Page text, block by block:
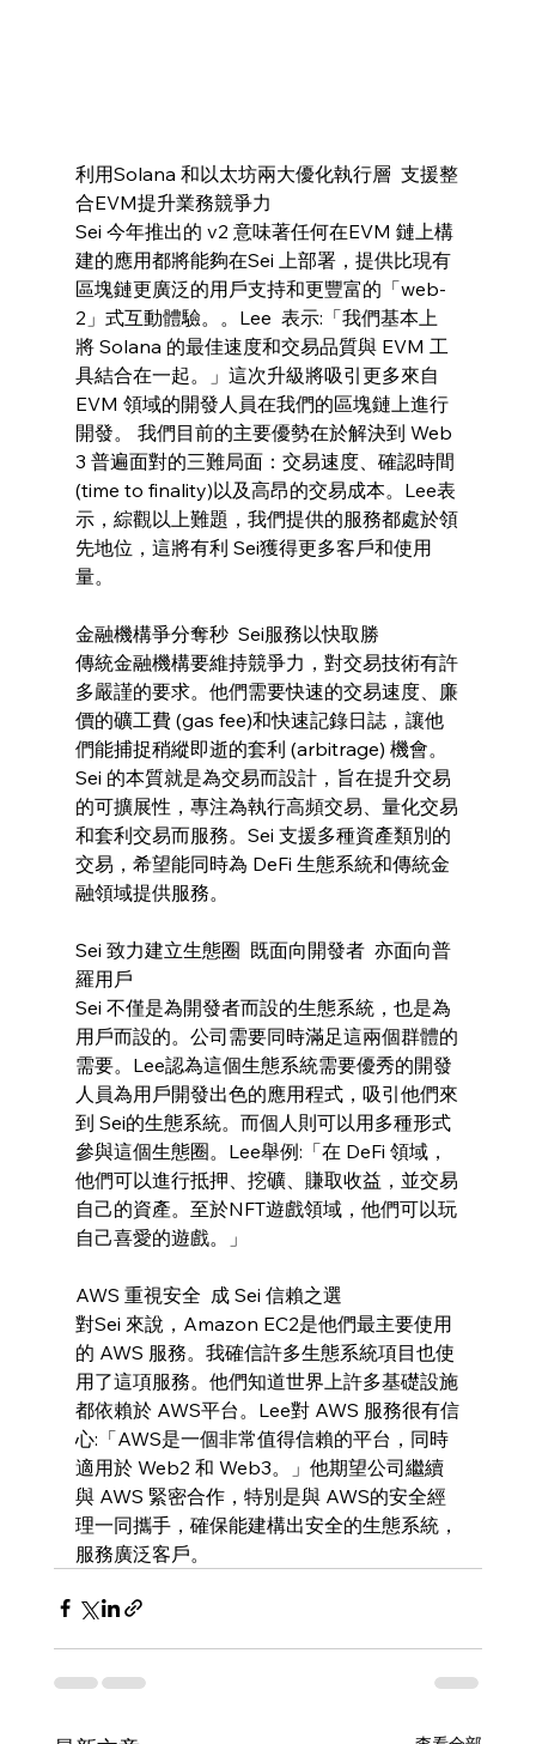
利用Solana 和以太坊兩大優化執行層  支援整
合EVM提升業務競爭力
Sei 今年推出的 v2 意味著任何在EVM 鏈上構
建的應用都將能夠在Sei 上部署，提供比現有
區塊鏈更廣泛的用戶支持和更豐富的「web-
2」式互動體驗。。Lee  表示:「我們基本上
將 Solana 的最佳速度和交易品質與 EVM 工
具結合在一起。」這次升級將吸引更多來自
EVM 領域的開發人員在我們的區塊鏈上進行
開發。 我們目前的主要優勢在於解決到 Web
3 普遍面對的三難局面：交易速度、確認時間
(time to finality)以及高昂的交易成本。Lee表
示，綜觀以上難題，我們提供的服務都處於領
先地位，這將有利 Sei獲得更多客戶和使用
量。
金融機構爭分奪秒  Sei服務以快取勝
傳統金融機構要維持競爭力，對交易技術有許
多嚴謹的要求。他們需要快速的交易速度、廉
價的礦工費 (gas fee)和快速記錄日誌，讓他
們能捕捉稍縱即逝的套利 (arbitrage) 機會。
Sei 的本質就是為交易而設計，旨在提升交易
的可擴展性，專注為執行高頻交易、量化交易
和套利交易而服務。Sei 支援多種資產類別的
交易，希望能同時為 DeFi 生態系統和傳統金
融領域提供服務。
Sei 致力建立生態圈  既面向開發者  亦面向普
羅用戶
Sei 不僅是為開發者而設的生態系統，也是為
用戶而設的。公司需要同時滿足這兩個群體的
需要。Lee認為這個生態系統需要優秀的開發
人員為用戶開發出色的應用程式，吸引他們來
到 Sei的生態系統。而個人則可以用多種形式
參與這個生態圈。Lee舉例:「在 DeFi 領域，
他們可以進行抵押、挖礦、賺取收益，並交易
自己的資產。至於NFT遊戲領域，他們可以玩
自己喜愛的遊戲。」
AWS 重視安全  成 Sei 信賴之選
對Sei 來說，Amazon EC2是他們最主要使用
的 AWS 服務。我確信許多生態系統項目也使
用了這項服務。他們知道世界上許多基礎設施
都依賴於 AWS平台。Lee對 AWS 服務很有信
心:「AWS是一個非常值得信賴的平台，同時
適用於 Web2 和 Web3。」他期望公司繼續
與 AWS 緊密合作，特別是與 AWS的安全經
理一同攜手，確保能建構出安全的生態系統，
服務廣泛客戶。